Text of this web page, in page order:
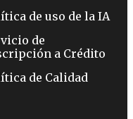
de uso de la IA
de
a Crédito
de Calidad